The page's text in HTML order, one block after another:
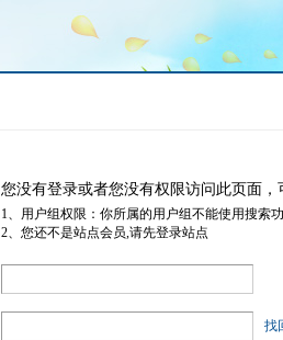
您没有登录或者您没有权限访问此页面
1、用户组权限：你所属的用户组不能使用搜索
2、您还不是站点会员,请先登录站点
找